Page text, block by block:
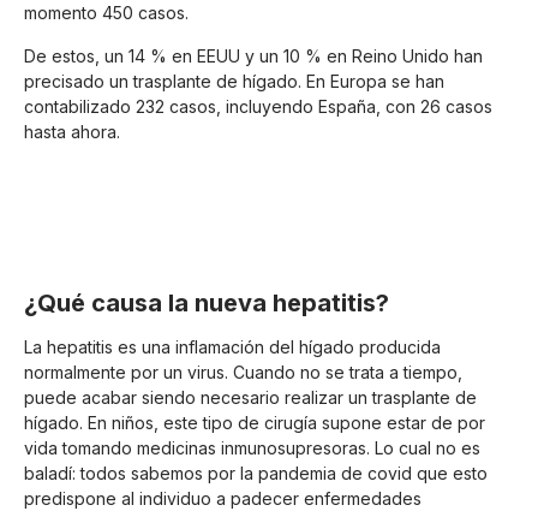
momento 450 casos.
De estos, un 14 % en EEUU y un 10 % en Reino Unido han
precisado un trasplante de hígado. En Europa se han
contabilizado 232 casos, incluyendo España, con 26 casos
hasta ahora.
¿Qué causa la nueva hepatitis?
La hepatitis es una inflamación del hígado producida
normalmente por un virus. Cuando no se trata a tiempo,
puede acabar siendo necesario realizar un trasplante de
hígado. En niños, este tipo de cirugía supone estar de por
vida tomando medicinas inmunosupresoras. Lo cual no es
baladí: todos sabemos por la pandemia de covid que esto
predispone al individuo a padecer enfermedades